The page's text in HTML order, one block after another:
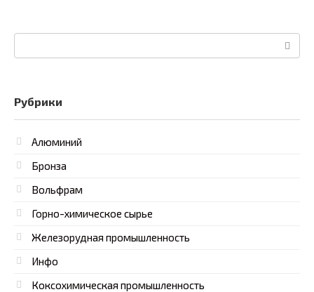
Поиск:
Рубрики
Алюминий
Бронза
Вольфрам
Горно-химическое сырье
Железорудная промышленность
Инфо
Коксохимическая промышленность